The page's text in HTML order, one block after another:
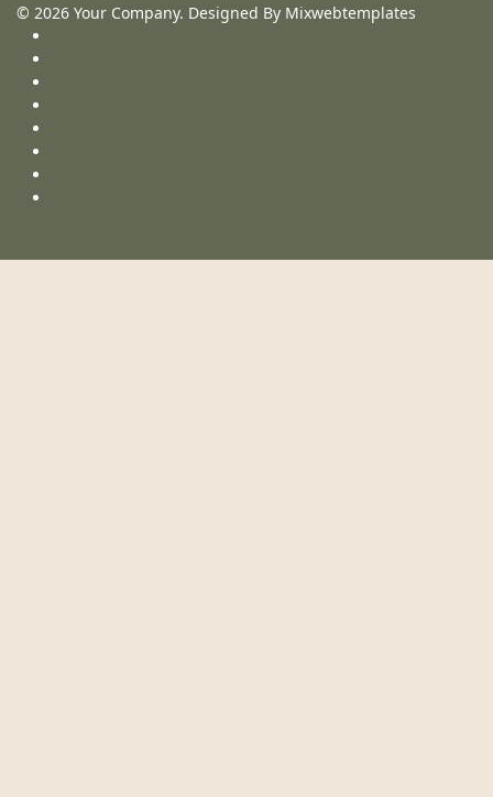
Search
© 2026 Your Company. Designed By Mixwebtemplates